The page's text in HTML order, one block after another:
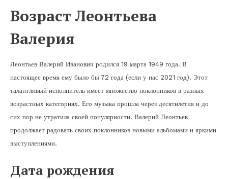
Возраст Леонтьева
Валерия
Леонтьев Валерий Иванович родился 19 марта 1949 года. В
настоящее время ему было бы 72 года (если у нас 2021 год). Этот
талантливый исполнитель имеет множество поклонников в разных
возрастных категориях. Его музыка прошла через десятилетия и до
сих пор не утратила своей популярности. Валерий Леонтьев
продолжает радовать своих поклонников новыми альбомами и яркими
выступлениями.
Дата рождения